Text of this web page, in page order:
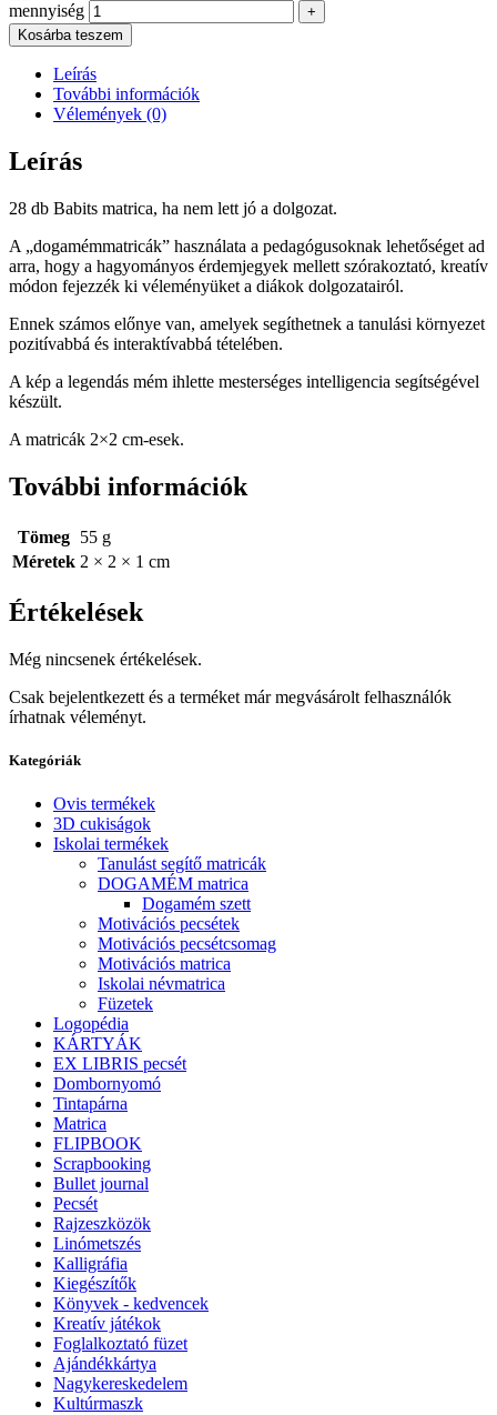
mennyiség
+
Kosárba teszem
Leírás
További információk
Vélemények (0)
Leírás
28 db Babits matrica, ha nem lett jó a dolgozat.
A „dogamémmatricák” használata a pedagógusoknak lehetőséget ad
arra, hogy a hagyományos érdemjegyek mellett szórakoztató, kreatív
módon fejezzék ki véleményüket a diákok dolgozatairól.
Ennek számos előnye van, amelyek segíthetnek a tanulási környezet
pozitívabbá és interaktívabbá tételében.
A kép a legendás mém ihlette mesterséges intelligencia segítségével
készült.
A matricák 2×2 cm-esek.
További információk
Tömeg 55 g
Méretek 2 × 2 × 1 cm
Értékelések
Még nincsenek értékelések.
Csak bejelentkezett és a terméket már megvásárolt felhasználók
írhatnak véleményt.
Kategóriák
Ovis termékek
3D cukiságok
Iskolai termékek
Tanulást segítő matricák
DOGAMÉM matrica
Dogamém szett
Motivációs pecsétek
Motivációs pecsétcsomag
Motivációs matrica
Iskolai névmatrica
Füzetek
Logopédia
KÁRTYÁK
EX LIBRIS pecsét
Dombornyomó
Tintapárna
Matrica
FLIPBOOK
Scrapbooking
Bullet journal
Pecsét
Rajzeszközök
Linómetszés
Kalligráfia
Kiegészítők
Könyvek - kedvencek
Kreatív játékok
Foglalkoztató füzet
Ajándékkártya
Nagykereskedelem
Kultúrmaszk